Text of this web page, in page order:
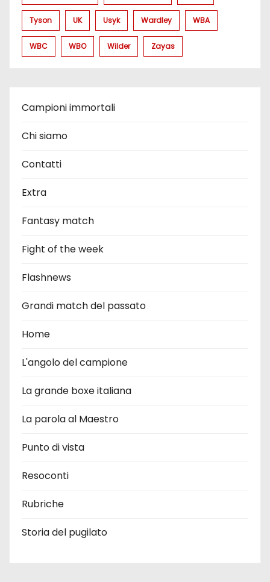
Tyson UK Usyk Wardley WBA
WBC WBO Wilder Zayas
Campioni immortali
Chi siamo
Contatti
Extra
Fantasy match
Fight of the week
Flashnews
Grandi match del passato
Home
L'angolo del campione
La grande boxe italiana
La parola al Maestro
Punto di vista
Resoconti
Rubriche
Storia del pugilato